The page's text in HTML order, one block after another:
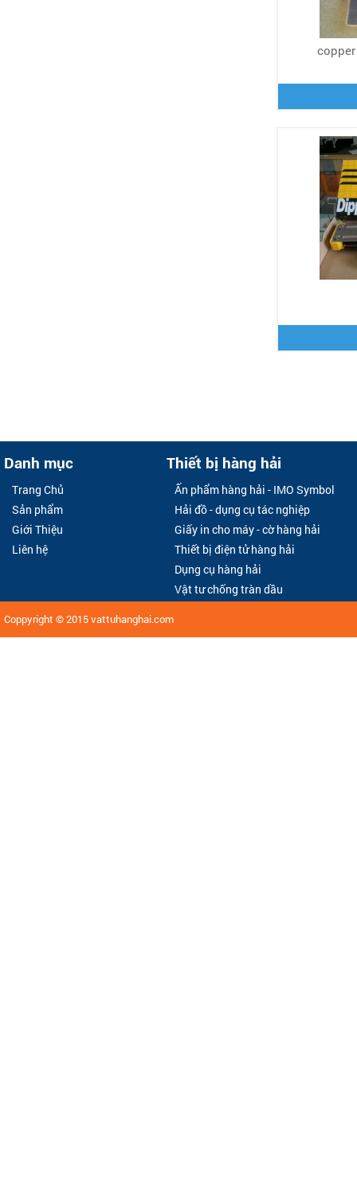
Danh mục
Trang Chủ
Sản phẩm
Giới Thiệu
Liên hệ
Thiết bị hàng hải
Ấn phẩm hàng hải - IMO Symbol
Hải đồ - dụng cụ tác nghiệp
Giấy in cho máy - cờ hàng hải
Thiết bị điện tử hàng hải
Dụng cụ hàng hải
Vật tư chống tràn dầu
Coppyright © 2015vattuhanghai.com